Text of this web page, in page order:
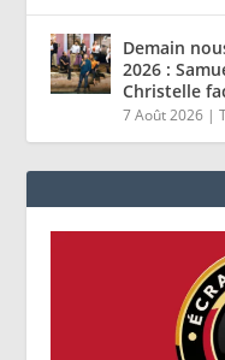
Demain
2026 :
Christelle
7 Août 2026 |